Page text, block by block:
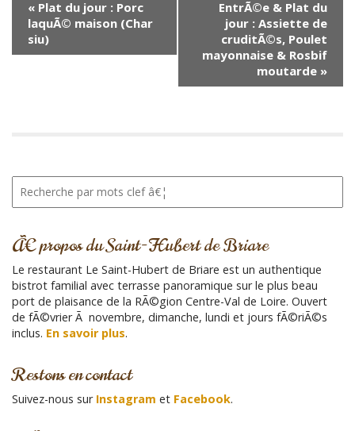
i
n
Ã
v
Ã
¨
n
e
m
n
t
« Plat du jour : Porc
laquÃ© maison (Char
siu)
EntrÃ©e & Plat du
jour : Assiette de
cruditÃ©s, Poulet
mayonnaise & Rosbif
moutarde »
e
r
c
h
e
p
o
r
Ã€ propos du Saint-Hubert de Briare
Le restaurant Le Saint-Hubert de Briare est un authentique
bistrot familial avec terrasse panoramique sur le plus beau
port de plaisance de la RÃ©gion Centre-Val de Loire. Ouvert
de fÃ©vrier Ã novembre, dimanche, lundi et jours fÃ©riÃ©s
inclus. En savoir plus.
Restons en contact
Suivez-nous sur Instagram et Facebook.